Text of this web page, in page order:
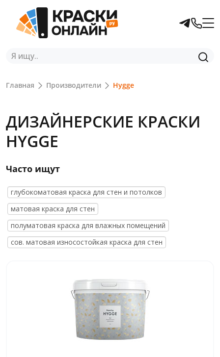
Главная Производители Hygge
ДИЗАЙНЕРСКИЕ КРАСКИ
HYGGE
Часто ищут
глубокоматовая краска для стен и потолков
матовая краска для стен
полуматовая краска для влажных помещений
сов. матовая износостойкая краска для стен